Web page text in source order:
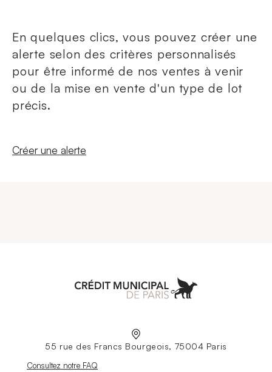
En quelques clics, vous pouvez créer une
alerte selon des critères personnalisés
pour être informé de nos ventes à venir
ou de la mise en vente d'un type de lot
précis.
Nouvelle fenêtre
Créer une alerte
55 rue des Francs Bourgeois, 75004 Paris
Nouvelle fenêtre
Consultez notre FAQ